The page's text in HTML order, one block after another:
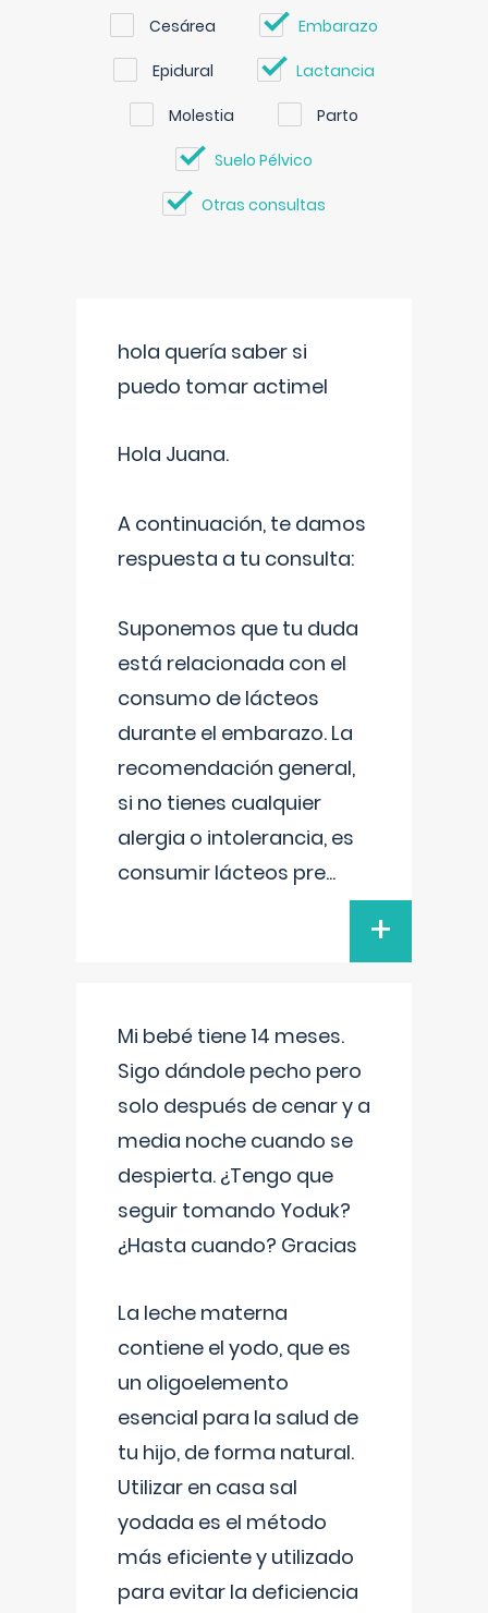
Cesárea Embarazo
Epidural Lactancia
Molestia Parto
Suelo Pélvico
Otras consultas
hola quería saber si
puedo tomar actimel
Hola Juana.
A continuación, te damos
respuesta a tu consulta:
Suponemos que tu duda
está relacionada con el
consumo de lácteos
durante el embarazo. La
recomendación general,
si no tienes cualquier
alergia o intolerancia, es
consumir lácteos pre...
+
Mi bebé tiene 14 meses.
Sigo dándole pecho pero
solo después de cenar y a
media noche cuando se
despierta. ¿Tengo que
seguir tomando Yoduk?
¿Hasta cuando? Gracias
La leche materna
contiene el yodo, que es
un oligoelemento
esencial para la salud de
tu hijo, de forma natural.
Utilizar en casa sal
yodada es el método
más eficiente y utilizado
para evitar la deficiencia